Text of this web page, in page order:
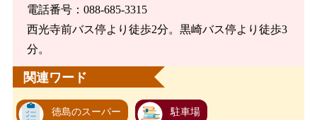
電話番号：088-685-3315
西光寺前バス停より徒歩2分。黒崎バス停より徒歩3
分。
関連ワード
徳島のスーパー 駐車場